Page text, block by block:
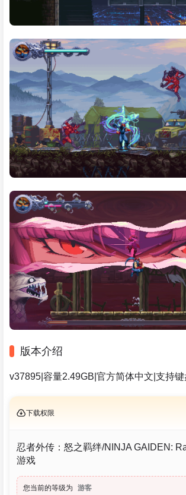
版本介绍
v37895|容量2.49GB|官方简体中文|支持
下载权限
忍者外传：怒之羁绊/NINJA GAIDEN:
游戏
您当前的等级为 游客